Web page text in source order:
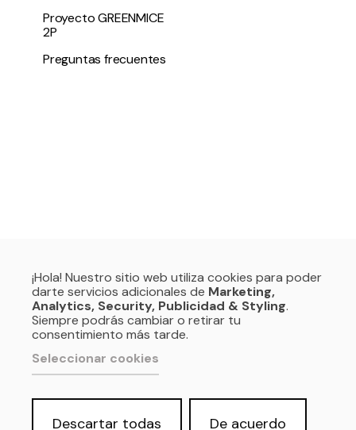
Proyecto GREENMICE
2P
Preguntas frecuentes
¡Hola! Nuestro sitio web utiliza cookies para poder
darte servicios adicionales de Marketing,
Analytics, Security, Publicidad & Styling.
Siempre podrás cambiar o retirar tu
consentimiento más tarde.
Seleccionar cookies
Descartar todas De acuerdo